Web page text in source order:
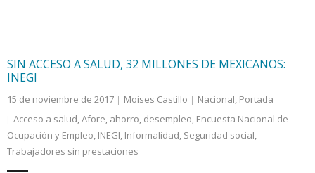
SIN ACCESO A SALUD, 32 MILLONES DE MEXICANOS:
INEGI
15 de noviembre de 2017 Moises Castillo Nacional, Portada
Acceso a salud,Afore, ahorro, desempleo, Encuesta Nacional de
Ocupación y Empleo, INEGI, Informalidad, Seguridad social,
Trabajadores sin prestaciones